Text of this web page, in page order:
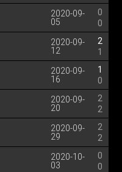
2020-09-
05
0
0
2020-09-
12
2
1
2020-09-
16
1
0
2020-09-
20
2
2
2020-09-
29
2
2
2020-10-
03
0
0